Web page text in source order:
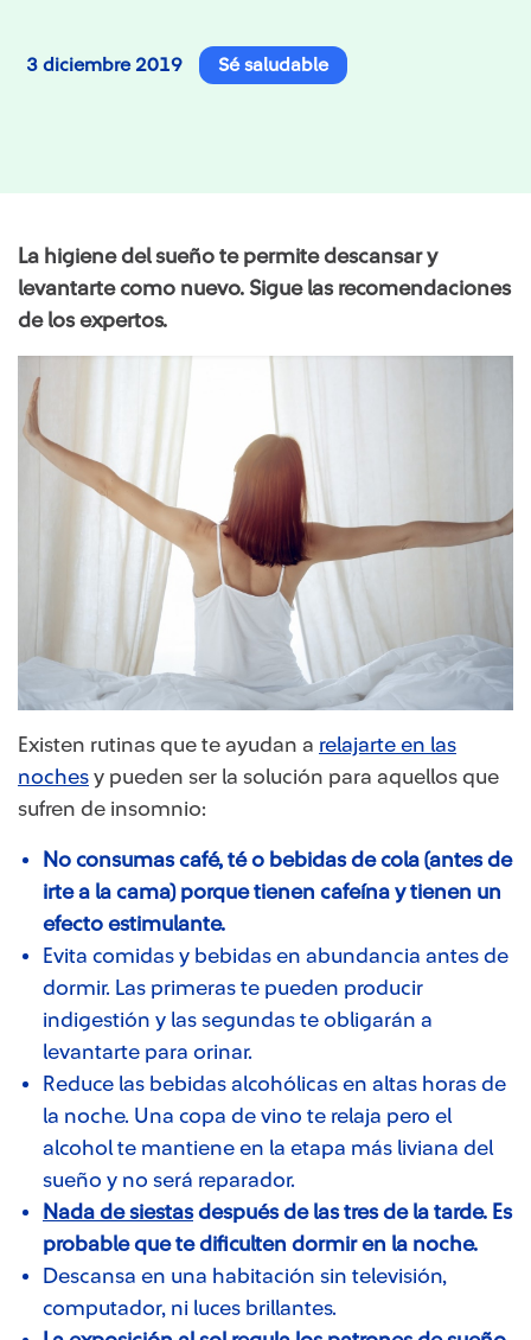
3 diciembre 2019 Sé saludable
La higiene del sueño te permite descansar y
levantarte como nuevo. Sigue las recomendaciones
de los expertos.
Existen rutinas que te ayudan a relajarte en las
noches y pueden ser la solución para aquellos que
sufren de insomnio:
No consumas café, té o bebidas de cola (antes de
irte a la cama) porque tienen cafeína y tienen un
efecto estimulante.
Evita comidas y bebidas en abundancia antes de
dormir. Las primeras te pueden producir
indigestión y las segundas te obligarán a
levantarte para orinar.
Reduce las bebidas alcohólicas en altas horas de
la noche. Una copa de vino te relaja pero el
alcohol te mantiene en la etapa más liviana del
sueño y no será reparador.
Nada de siestasdespués de las tres de la tarde. Es
probable que te dificulten dormir en la noche.
Descansa en una habitación sin televisión,
computador, ni luces brillantes.